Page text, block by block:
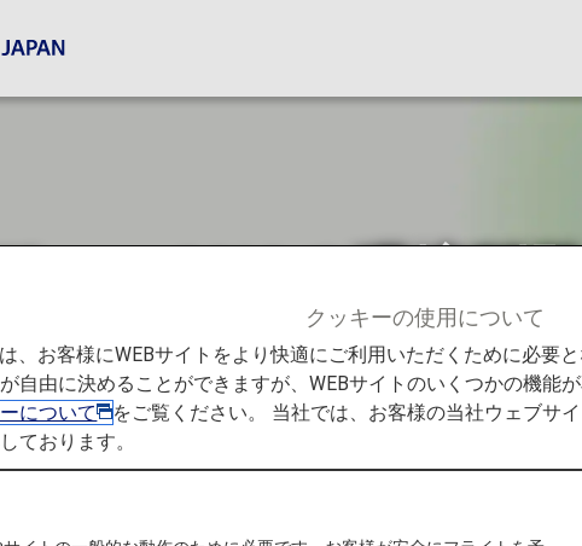
ー ～ANAの環境問
ANA Future Promise 世界環境デー ～ANAの環境問題へ
クッキーの使用について
、お客様にWEBサイトをより快適にご利用いただくために必要
自由に決めることができますが、WEBサイトのいくつかの機能
について
をご覧ください。 当社では、お客様の当社ウェブサ
ております。